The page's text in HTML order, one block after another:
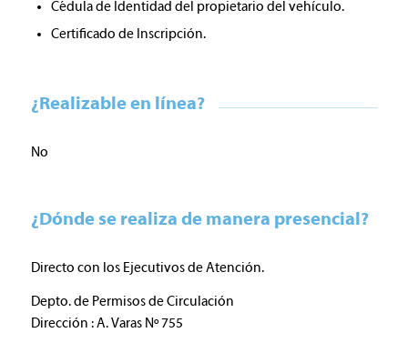
Cédula de Identidad del propietario del vehículo.
Certificado de Inscripción.
¿Realizable en línea?
No
¿Dónde se realiza de manera presencial?
Directo con los Ejecutivos de Atención.
Depto. de Permisos de Circulación
Dirección : A. Varas Nº 755